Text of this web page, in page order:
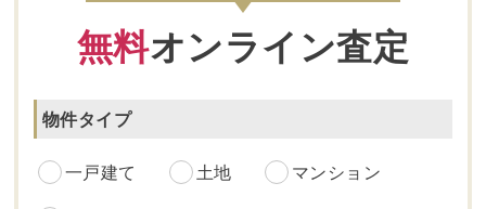
無料オンライン査定
物件タイプ
一戸建て 土地 マンション